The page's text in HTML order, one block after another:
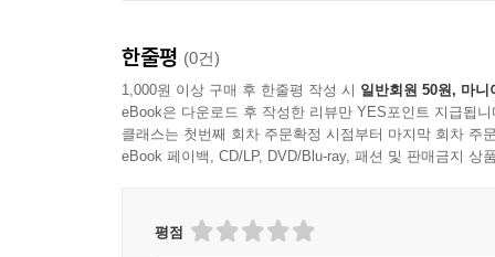
Ⅱ. 김정일 시대 소학교 교과서의 사상교양 188
Ⅲ. 김정은 시대 소학교 교과서의 사상교양 197
PART 05 21세기 통일교육
Ⅰ. 초중고 사회과 교육과정과 통일교육 210
한줄평 (0건)
1,000원 이상 구매 후 한줄평 작성 시 일반회원 50원, 마니
eBook은 다운로드 후 작성한 리뷰만 YES포인트 지급됩니
클래스는 첫번째 회차 주문확정 시점부터 마지막 회차 주
eBook 페이백, CD/LP, DVD/Blu-ray, 패션 및 판매금지 상
평점